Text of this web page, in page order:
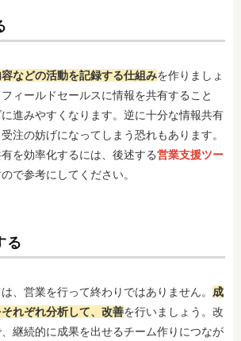
などの活動を記録する仕組みを作りましょ
ィールドセールスに情報を共有すること
進みやすくなります。逆に十分な情報共有
注の妨げになってしまう恐れもあります。
を効率化するには、後述する営業支援ツー
で参考にしてください。
る
、営業を行って終わりではありません。 成
れぞれ分析して、改善を行いましょう。改
継続的に成果を出せるチーム作りにつなが